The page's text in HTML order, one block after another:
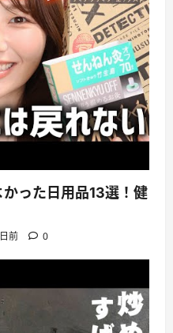
かった日用品13選！健
前 0